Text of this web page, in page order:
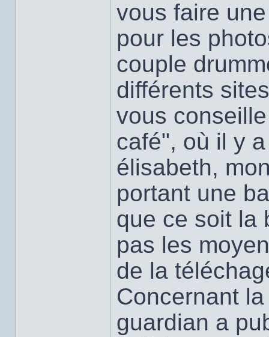
vous faire
pour les
couple
différents
vous
café", où il y
élisabeth,
portant une
que ce soit la
pas les
de la
Concernant
guardian a